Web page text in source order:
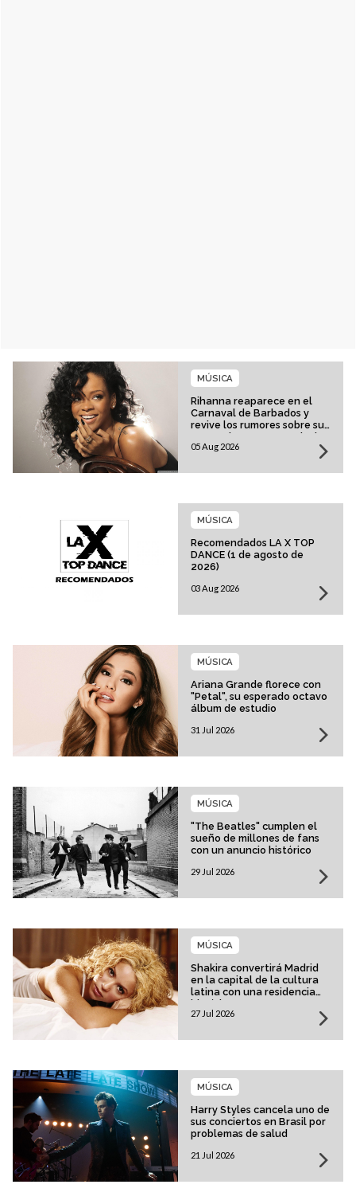
Rihanna reaparece en el
Carnaval de Barbados y
revive los rumores sobre su
esperado regreso musical
MÚSICA
05 Aug 2026
Recomendados LA X TOP
DANCE (1 de agosto de
2026)
MÚSICA
03 Aug 2026
Ariana Grande florece con
"Petal", su esperado octavo
álbum de estudio
MÚSICA
31 Jul 2026
"The Beatles" cumplen el
sueño de millones de fans
con un anuncio histórico
MÚSICA
29 Jul 2026
Shakira convertirá Madrid
en la capital de la cultura
latina con una residencia
histórica
MÚSICA
27 Jul 2026
Harry Styles cancela uno de
sus conciertos en Brasil por
problemas de salud
MÚSICA
21 Jul 2026